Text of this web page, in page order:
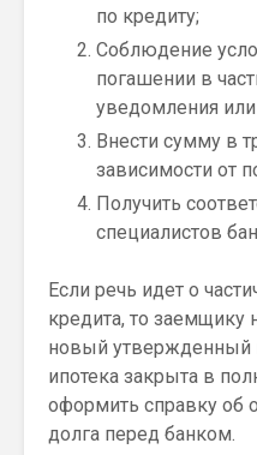
по кредиту;
Соблюдение
погашении в
уведомления
Внести сумму в
зависимости от
Получить
специалистов
Если речь идет о
кредита, то заемщику
новый утвержденный
ипотека закрыта в
оформить справку об
долга перед банком.